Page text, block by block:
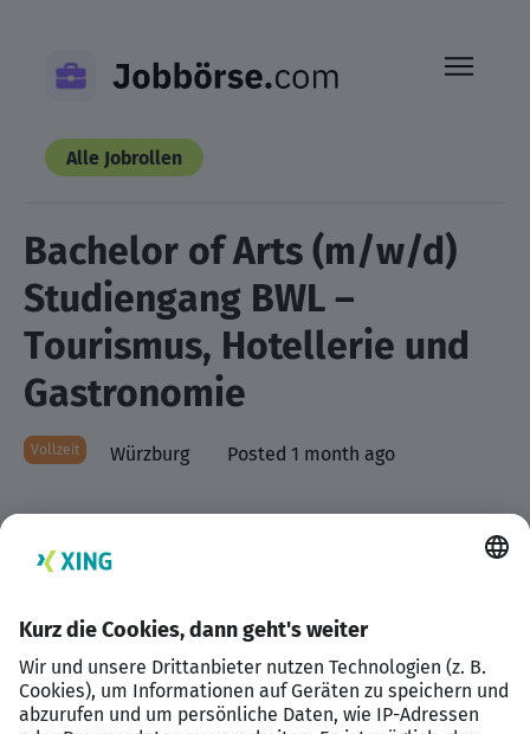
content
Alle Jobrollen
Bachelor of Arts (m/w/d)
Studiengang BWL –
Tourismus, Hotellerie und
Gastronomie
Vollzeit Würzburg Posted 1 month ago
Voraussetzungen: